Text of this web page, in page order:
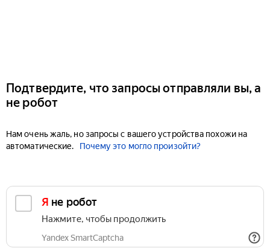
Подтвердите, что запросы отправляли вы, а
не робот
Нам очень жаль, но запросы с вашего устройства похожи на
автоматические.
Почему это могло произойти?
Я не робот
Нажмите, чтобы продолжить
Yandex SmartCaptcha